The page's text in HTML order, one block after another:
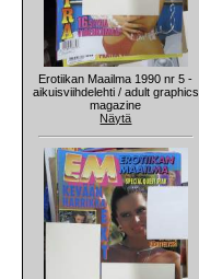
Erotiikan Maailma 1990 nr 5 -
aikuisviihdelehti / adult graphics
magazine
Näytä